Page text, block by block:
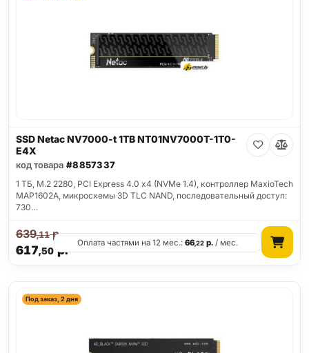
SSD Netac NV7000-t 1TB NT01NV7000T-1T0-
E4X
код товара #8857337
1 ТБ, M.2 2280, PCI Express 4.0 x4 (NVMe 1.4), контроллер MaxioTech
MAP1602A, микросхемы 3D TLC NAND, последовательный доступ:
730…
617,50р.
639,11р.
Оплата частями на 12 мес.:66,22 р. / мес.
Под заказ, 2 дня